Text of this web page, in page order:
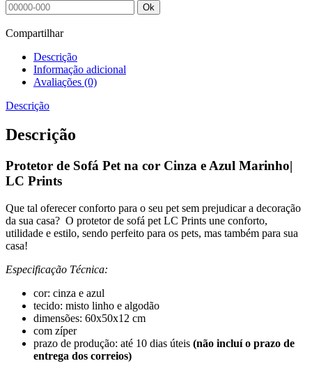
Ok
Compartilhar
Descrição
Informação adicional
Avaliações (0)
Descrição
Descrição
Protetor de Sofá Pet na cor Cinza e Azul Marinho|
LC Prints
Que tal oferecer conforto para o seu pet sem prejudicar a decoração
da sua casa? O protetor de sofá pet LC Prints une conforto,
utilidade e estilo, sendo perfeito para os pets, mas também para sua
casa!
Especificação Técnica:
cor: cinza e azul
tecido: misto linho e algodão
dimensões: 60x50x12 cm
com zíper
prazo de produção: até 10 dias úteis (não incluí o prazo de
entrega dos correios)